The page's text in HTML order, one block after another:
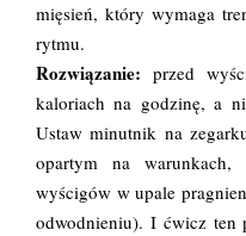
mięsień, który wymaga
rytmu.
Rozwiązanie: przed
kaloriach na godzinę, a
Ustaw minutnik na
opartym na
wyścigów w upale
odwodnieniu). I ćwicz ten